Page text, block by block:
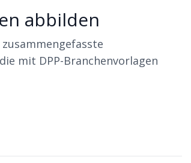
abbilden
mit DPP-Branchenvorlagen